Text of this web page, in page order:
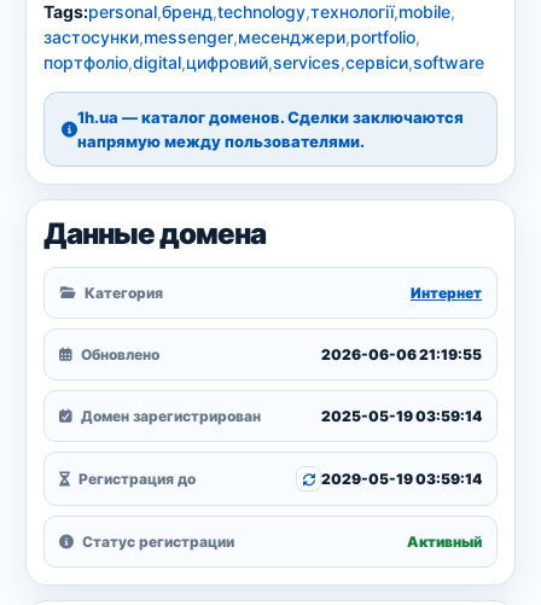
Tags:personal,бренд,technology,технології,mobile,
застосунки,messenger,месенджери,portfolio,
портфоліо,digital,цифровий,services,сервіси,software
1h.ua — каталог доменов. Сделки заключаются
напрямую между пользователями.
Данные домена
Категория Интернет
Обновлено 2026-06-06 21:19:55
Домен зарегистрирован 2025-05-19 03:59:14
Регистрация до 2029-05-19 03:59:14
Статус регистрации Активный